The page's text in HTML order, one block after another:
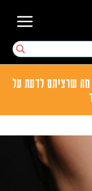
מה שרציתם לדעת על